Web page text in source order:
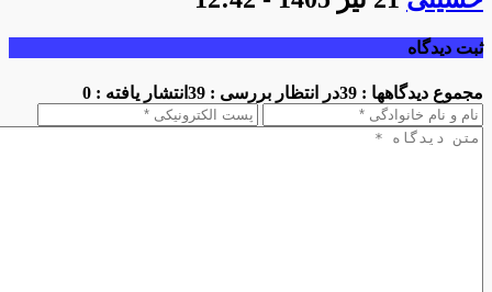
ثبت دیدگاه
مجموع دیدگاهها : 39 در انتظار بررسی : 39 انتشار یافته : 0